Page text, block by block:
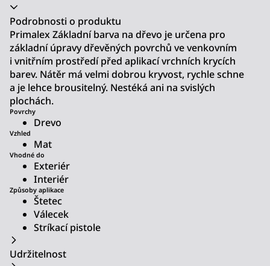
Akordeon se zhroutil
Podrobnosti o produktu
Primalex Základní barva na dřevo je určena pro
základní úpravy dřevěných povrchů ve venkovním
i vnitřním prostředí před aplikací vrchních krycích
barev. Nátěr má velmi dobrou kryvost, rychle schne
a je lehce brousitelný. Nestéká ani na svislých
plochách.
Povrchy
Drevo
Vzhled
Mat
Vhodné do
Exteriér
Interiér
Způsoby aplikace
Štetec
Válecek
Stríkací pistole
Udržitelnost